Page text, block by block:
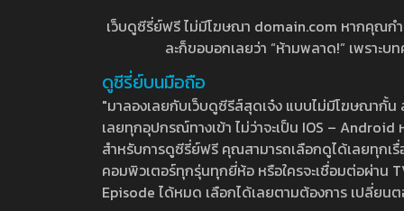
เว็บดูซีรี่ย์ฟรี ไม่มีโฆษณา domain.com หากคุณก
ละก็ขอบอกเลยว่า “ห้ามพลาด!” เพราะ
ดูซีรี่ย์บนมือถือ
"มาลองเลยกับเว็บดูซีรีส์สุดเจ๋ง แบบไม่มีโฆษณากั้
เลยทุกอุปกรณ์ทางเข้า ไม่ว่าจะเป็น IOS –
สำหรับการดูซีรี่ย์ฟรี คุณสามารถเลือกดูได้เลยทุกเ
คอมพิวเตอร์ทุกรุ่นทุกยี่ห้อ หรือใครจะเชื่อมต่อผ่าน
Episode ได้หมด เลือกได้เลยตามต้องการ เปลี่ยน